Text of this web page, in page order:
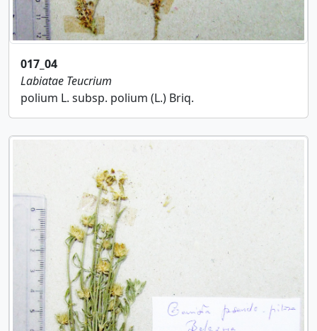
017_04
Labiatae Teucrium
polium L. subsp. polium (L.) Briq.